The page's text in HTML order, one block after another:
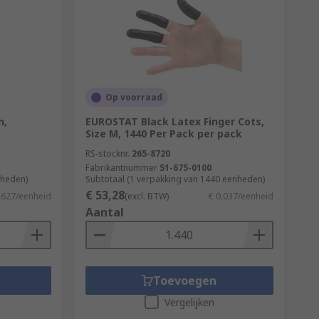
eenheid
Op voorraad
EUROSTAT Black Latex Finger Cots,
Size M, 1440 Per Pack per pack
RS-stocknr. 265-8720
Fabrikantnummer 51-675-0100
Subtotaal (1 verpakking van 1440 eenheden)
€ 53,28(excl. BTW) € 0,037/eenheid
Aantal
Toevoegen
Vergelijken